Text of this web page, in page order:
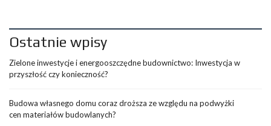
Ostatnie wpisy
Zielone inwestycje i energooszczędne budownictwo: Inwestycja w
przyszłość czy konieczność?
Budowa własnego domu coraz droższa ze względu na podwyżki
cen materiałów budowlanych?